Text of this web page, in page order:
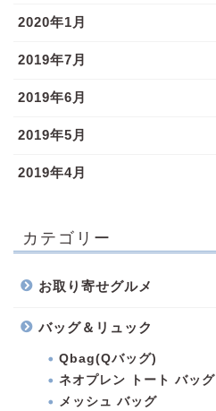
2020年1月
2019年7月
2019年6月
2019年5月
2019年4月
カテゴリー
お取り寄せグルメ
バッグ＆リュック
Qbag(Qバッグ)
ネオプレン トート バッグ
メッシュ バッグ